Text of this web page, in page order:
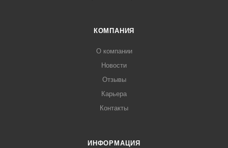
КОМПАНИЯ
О компании
Новости
Отзывы
Карьера
Контакты
ИНФОРМАЦИЯ